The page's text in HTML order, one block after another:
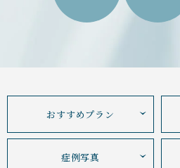
おすすめプラン
症例写真